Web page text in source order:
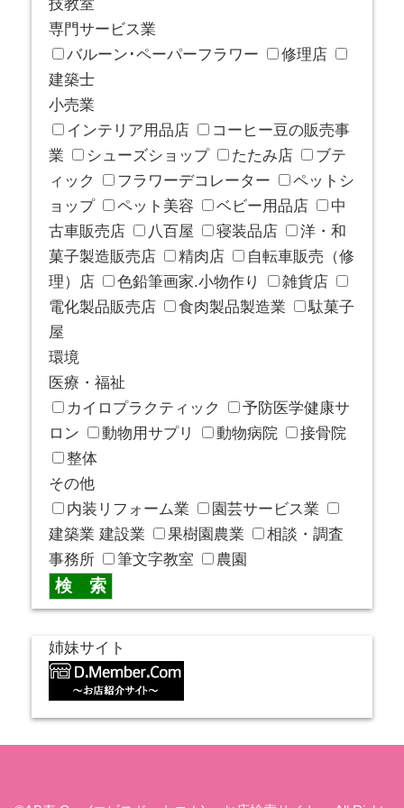
技教室
専門サービス業
バルーン･ペーパーフラワー
修理店
建築士
小売業
インテリア用品店
コーヒー豆の販売事
業
シューズショップ たたみ店
ブテ
ィック
フラワーデコレーター
ペットシ
ョップ
ペット美容 ベビー用品店
中
古車販売店
八百屋 寝装品店
洋・和
菓子製造販売店
精肉店
自転車販売（修
理）店
色鉛筆画家.小物作り
雑貨店
電化製品販売店
食肉製品製造業
駄菓子
屋
環境
医療・福祉
カイロプラクティック
予防医学健康サ
ロン
動物用サプリ 動物病院
接骨院
整体
その他
内装リフォーム業
園芸サービス業
建築業 建設業
果樹園農業
相談・調査
事務所
筆文字教室 農園
姉妹サイト